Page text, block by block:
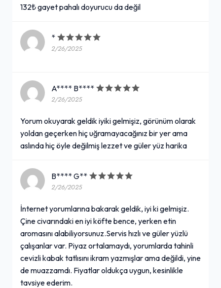
132₺ gayet pahalı doyurucu da değil
*
2/26/2025
A**** B****
2/26/2025
Yorum okuyarak geldik iyiki gelmişiz, görünüm olarak
yoldan geçerken hiç uğramayacağınız bir yer ama
aslında hiç öyle değilmiş lezzet ve güler yüz harika
B**** G**
2/26/2025
İnternet yorumlarına bakarak geldik, iyi ki gelmişiz.
Çine civarındaki en iyi köfte bence, yerken etin
aromasını alabiliyorsunuz.Servis hızlı ve güler yüzlü
çalışanlar var. Piyaz ortalamaydı, yorumlarda tahinli
cevizli kabak tatlısını ikram yazmışlar ama değildi, yine
de muazzamdı. Fiyatlar oldukça uygun, kesinlikle
tavsiye ederim.